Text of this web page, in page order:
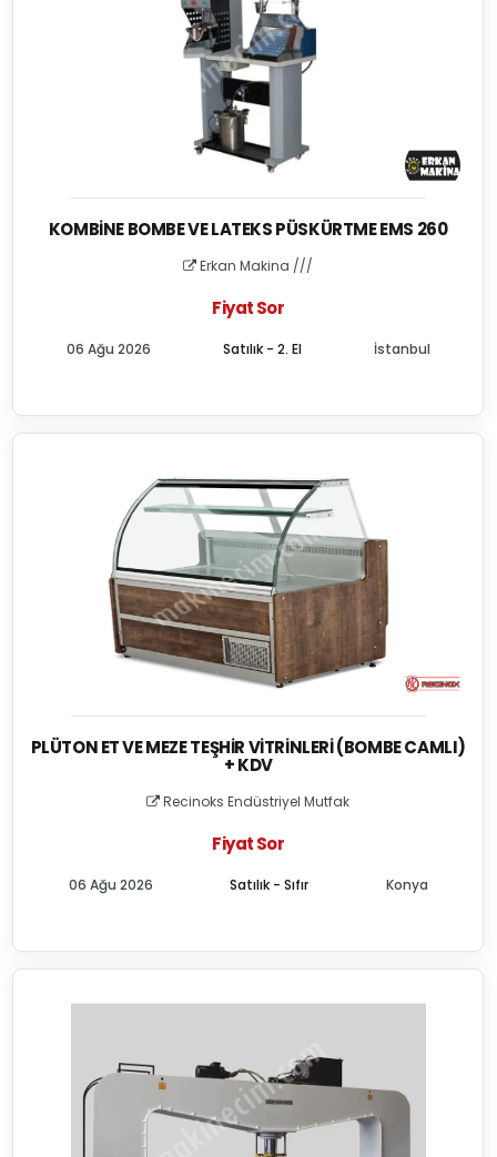
KOMBINE BOMBE VE LATEKS PÜSKÜRTME EMS 260
Erkan Makina ///
Fiyat Sor
Satılık - 2. El
06 Ağu 2026 İstanbul
PLÜTON ET VE MEZE TEŞHIR VITRINLERI (BOMBE CAMLI)
+ KDV
Recinoks Endüstriyel Mutfak
Fiyat Sor
Satılık - Sıfır
06 Ağu 2026 Konya